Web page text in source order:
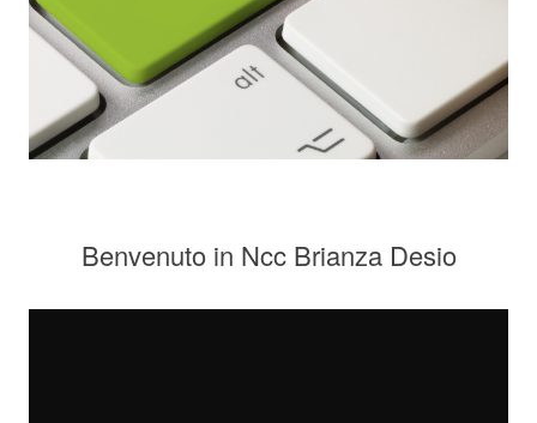
Benvenuto in Ncc Brianza Desio